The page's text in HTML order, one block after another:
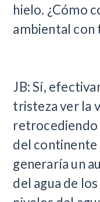
hielo. ¿Cómo
ambiental con
JB: Sí,
tristeza ver la
retrocediendo
del continente
generaría un
del agua de